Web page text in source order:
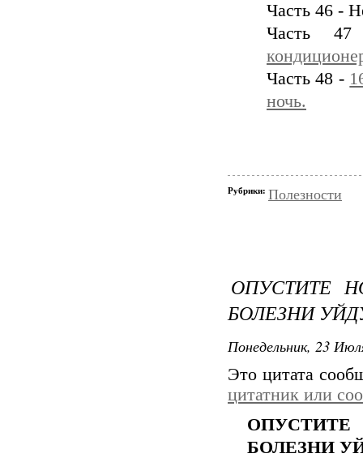
Часть 46 -
Часть
Часть 48 -
ночь.
Рубрики: Полезности
ОПУСТИТЕ
БОЛЕЗНИ
Понедельник, 23
Это цитата
цитатник или
БОЛЕЗНИ